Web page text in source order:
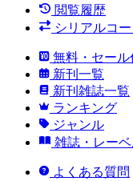
閲覧履歴
シリアルコ
無料・セール
新刊一覧
新刊雑誌一覧
ランキング
ジャンル
雑誌・レー
よくある質問